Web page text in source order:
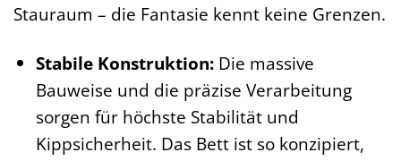
Stauraum – die Fantasie kennt keine Grenzen.
Stabile Konstruktion: Die massive
Bauweise und die präzise Verarbeitung
sorgen für höchste Stabilität und
Kippsicherheit. Das Bett ist so konzipiert,